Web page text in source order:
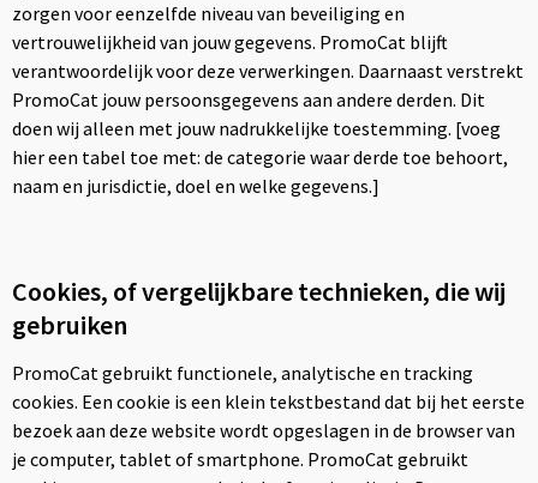
zorgen voor eenzelfde niveau van beveiliging en
vertrouwelijkheid van jouw gegevens. PromoCat blijft
verantwoordelijk voor deze verwerkingen. Daarnaast verstrekt
PromoCat jouw persoonsgegevens aan andere derden. Dit
doen wij alleen met jouw nadrukkelijke toestemming. [voeg
hier een tabel toe met: de categorie waar derde toe behoort,
naam en jurisdictie, doel en welke gegevens.]
Cookies, of vergelijkbare technieken, die wij
gebruiken
PromoCat gebruikt functionele, analytische en tracking
cookies. Een cookie is een klein tekstbestand dat bij het eerste
bezoek aan deze website wordt opgeslagen in de browser van
je computer, tablet of smartphone. PromoCat gebruikt